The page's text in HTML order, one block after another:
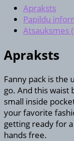
Apraksts
Papildu
Atsauksmes
Apraksts
Fanny pack is the
go. And this
small inside
your favorite
getting ready for
hands free.